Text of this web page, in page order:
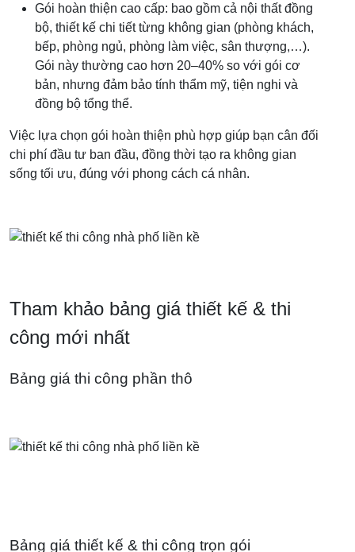
Gói hoàn thiện cao cấp: bao gồm cả nội thất đồng
bộ, thiết kế chi tiết từng không gian (phòng khách,
bếp, phòng ngủ, phòng làm việc, sân thượng,…).
Gói này thường cao hơn 20–40% so với gói cơ
bản, nhưng đảm bảo tính thẩm mỹ, tiện nghi và
đồng bộ tổng thể.
Việc lựa chọn gói hoàn thiện phù hợp giúp bạn cân đối
chi phí đầu tư ban đầu, đồng thời tạo ra không gian
sống tối ưu, đúng với phong cách cá nhân.
Tham khảo bảng giá thiết kế & thi
công mới nhất
Bảng giá thi công phần thô
Bảng giá thiết kế & thi công trọn gói